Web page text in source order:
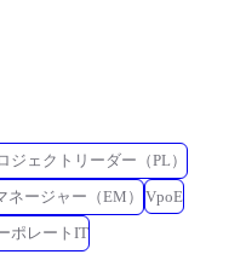
ジェクトリーダー（PL）
ージャー（EM）
VpoE
ポレートIT